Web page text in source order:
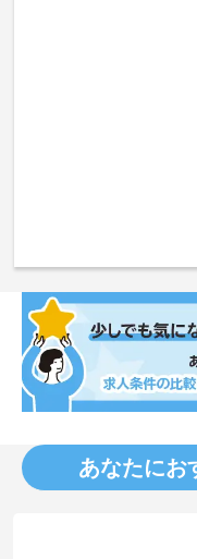
あなたにお